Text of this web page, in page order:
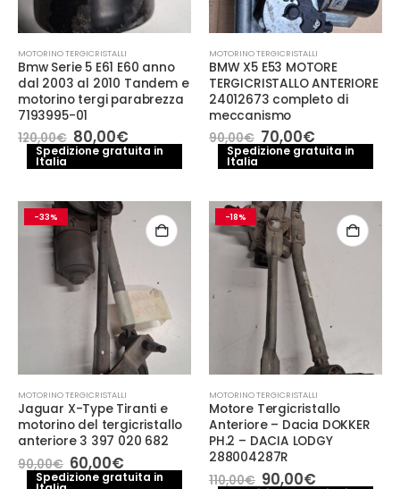
MOTORINO TERGICRISTALLI
Bmw Serie 5 E61 E60 anno
dal 2003 al 2010 Tandem e
motorino tergi parabrezza
7193995-01
120,00€ Il
prezzo
originale
80,00€Il
prezzo
attuale
Spedizione gratuita in
Italia
MOTORINO TERGICRISTALLI
BMW X5 E53 MOTORE
TERGICRISTALLO ANTERIORE
24012673 completo di
meccanismo
90,00€ Il
prezzo
originale
70,00€Il
prezzo
attuale
Spedizione gratuita in
Italia
-33%
MOTORINO TERGICRISTALLI
Jaguar X-Type Tiranti e
motorino del tergicristallo
anteriore 3 397 020 682
90,00€ Il
prezzo
60,00€Il
prezzo
Spedizione gratuita in
-18%
MOTORINO TERGICRISTALLI
Motore Tergicristallo
Anteriore – Dacia DOKKER
PH.2 – DACIA LODGY
288004287R
110,00€ Il
90,00€Il